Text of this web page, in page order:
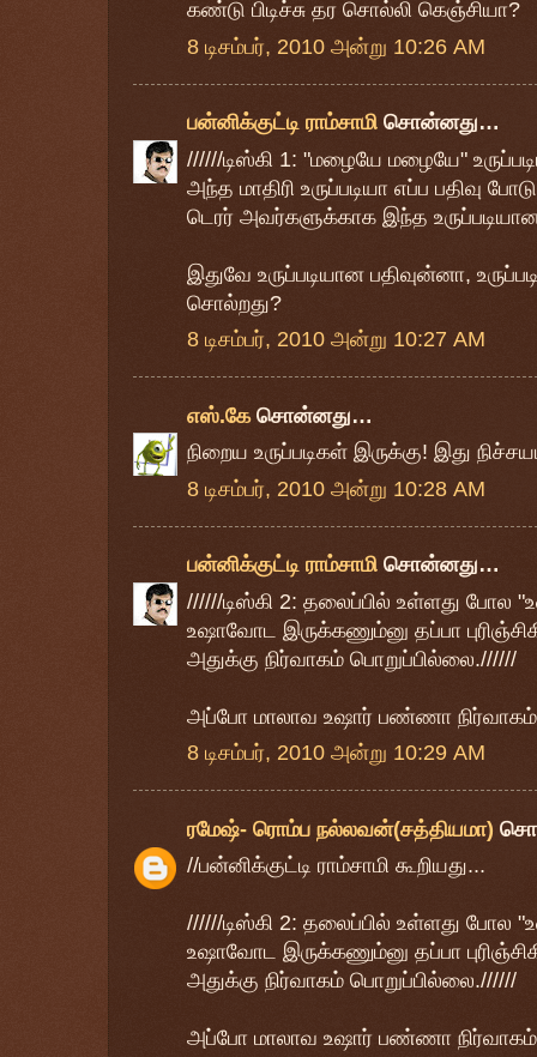
கண்டு பிடிச்சு தர சொல்லி கெஞ்சியா?
8 டிசம்பர், 2010 அன்று 10:26 AM
பன்னிக்குட்டி ராம்சாமி சொன்னது…
//////டிஸ்கி 1: "மழையே மழையே"
அந்த மாதிரி உருப்படியா எப்ப பதிவு
டெரர் அவர்களுக்காக இந்த உருப்படியான
இதுவே உருப்படியான பதிவுன்னா,
சொல்றது?
8 டிசம்பர், 2010 அன்று 10:27 AM
எஸ்.கேசொன்னது…
நிறைய உருப்படிகள் இருக்கு! இது
8 டிசம்பர், 2010 அன்று 10:28 AM
பன்னிக்குட்டி ராம்சாமி சொன்னது…
//////டிஸ்கி 2: தலைப்பில் உள்ளது போல
உஷாவோட இருக்கணும்னு தப்பா
அதுக்கு நிர்வாகம் பொறுப்பில்லை.//////
அப்போ மாலாவ உஷார் பண்ணா நிர்வாகம்
8 டிசம்பர், 2010 அன்று 10:29 AM
ரமேஷ்- ரொம்ப நல்லவன்(சத்தியமா)
//பன்னிக்குட்டி ராம்சாமி கூறியது...
//////டிஸ்கி 2: தலைப்பில் உள்ளது போல
உஷாவோட இருக்கணும்னு தப்பா
அதுக்கு நிர்வாகம் பொறுப்பில்லை.//////
அப்போ மாலாவ உஷார் பண்ணா நிர்வாகம்